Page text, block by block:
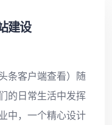
建设
条客户端查看）随
的日常生活中发挥
中，一个精心设计